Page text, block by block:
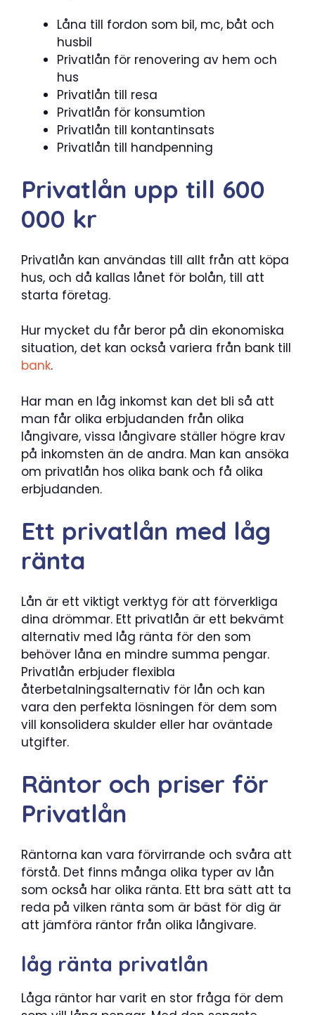
Låna till fordon som bil, mc, båt och
husbil
Privatlån för renovering av hem och
hus
Privatlån till resa
Privatlån för konsumtion
Privatlån till kontantinsats
Privatlån till handpenning
Privatlån upp till 600
000 kr
Privatlån kan användas till allt från att köpa
hus, och då kallas lånet för bolån, till att
starta företag.
Hur mycket du får beror på din ekonomiska
situation, det kan också variera från bank till
bank.
Har man en låg inkomst kan det bli så att
man får olika erbjudanden från olika
långivare, vissa långivare ställer högre krav
på inkomsten än de andra. Man kan ansöka
om privatlån hos olika bank och få olika
erbjudanden.
Ett privatlån med låg
ränta
Lån är ett viktigt verktyg för att förverkliga
dina drömmar. Ett privatlån är ett bekvämt
alternativ med låg ränta för den som
behöver låna en mindre summa pengar.
Privatlån erbjuder flexibla
återbetalningsalternativ för lån och kan
vara den perfekta lösningen för dem som
vill konsolidera skulder eller har oväntade
utgifter.
Räntor och priser för
Privatlån
Räntorna kan vara förvirrande och svåra att
förstå. Det finns många olika typer av lån
som också har olika ränta. Ett bra sätt att ta
reda på vilken ränta som är bäst för dig är
att jämföra räntor från olika långivare.
låg ränta privatlån
Låga räntor har varit en stor fråga för dem